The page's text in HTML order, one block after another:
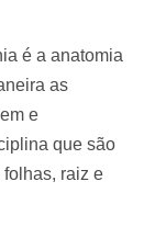
é a anatomia
as
e
que são
raiz e